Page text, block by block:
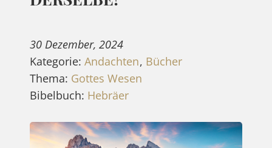
30 Dezember, 2024
Kategorie: Andachten, Bücher
Thema: Gottes Wesen
Bibelbuch: Hebräer